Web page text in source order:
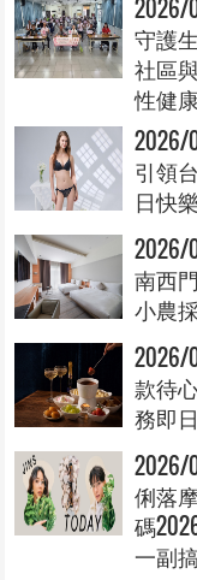
2026/
守護
社區
性健
2026/
引領
日快
2026/
南西
小農
2026/
款待
務即
2026/
俐落
碼
一副